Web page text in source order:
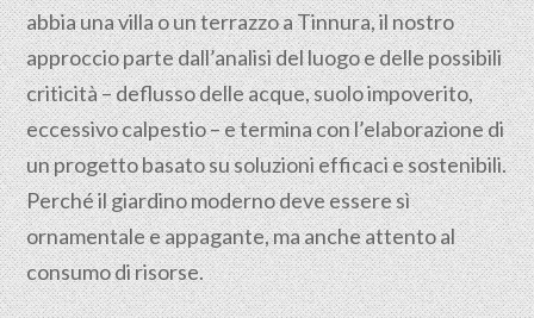
abbia una villa o un terrazzo a Tinnura, il nostro
approccio parte dall’analisi del luogo e delle possibili
criticità – deflusso delle acque, suolo impoverito,
eccessivo calpestio – e termina con l’elaborazione di
un progetto basato su soluzioni efficaci e sostenibili.
Perché il giardino moderno deve essere sì
ornamentale e appagante, ma anche attento al
consumo di risorse.